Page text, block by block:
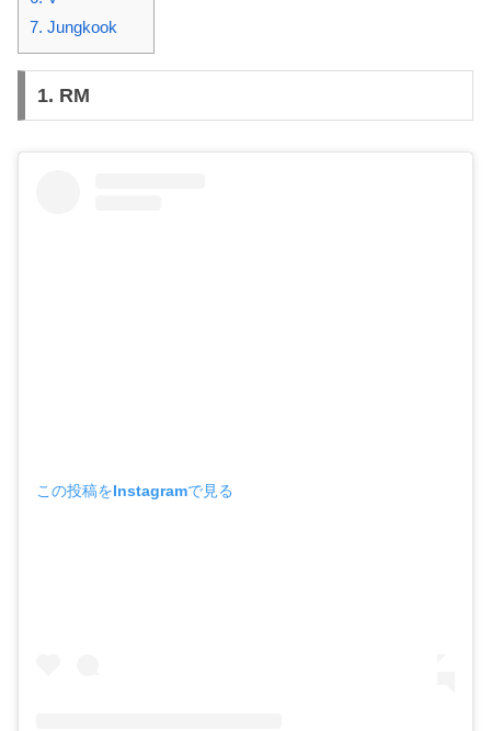
7. Jungkook
1. RM
この投稿をInstagramで見る